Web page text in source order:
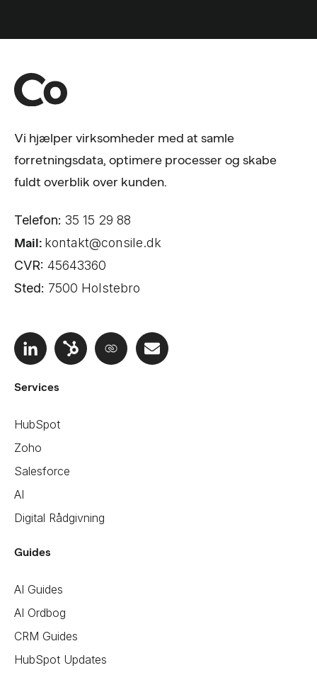
Vi hjælper virksomheder med at samle
forretningsdata, optimere processer og skabe
fuldt overblik over kunden.
Telefon: 35 15 29 88
Mail: kontakt@consile.dk
CVR: 45643360
Sted: 7500 Holstebro
Services
HubSpot
Zoho
Salesforce
AI
Digital Rådgivning
Guides
AI Guides
AI Ordbog
CRM Guides
HubSpot Updates